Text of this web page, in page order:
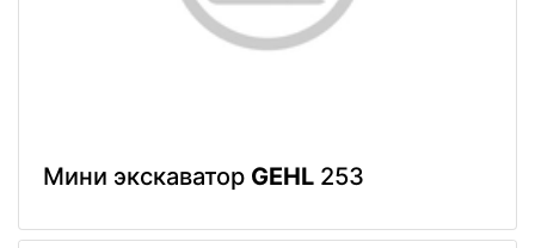
Мини экскаватор GEHL 253